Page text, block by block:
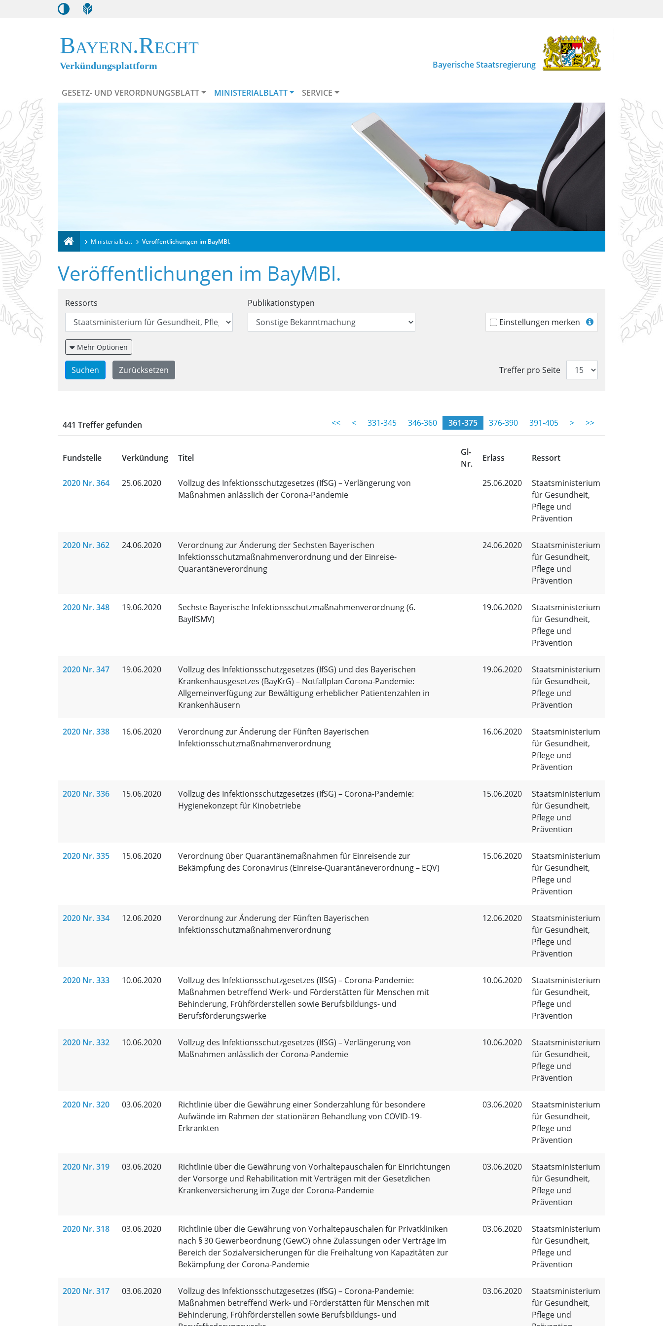
Bayern.Recht
Verkündungsplattform Bayerische Staatsregierung
GESETZ- UND VERORDNUNGSBLATT MINISTERIALBLATT SERVICE
Ministerialblatt Veröffentlichungen im BayMBl.
Veröffentlichungen im BayMBl.
Suchformular für Veröffentlichungen im BayMBl.
Ressorts
Publikationstypen
Einstellungen merken
Mehr Optionen
Treffer pro Seite
441 Treffer gefunden << < 331-345 346-360 (momentane Seite)
361-375 376-390 391-405 > >>
Fundstelle Verkündung Titel
Gl-
Nr.
Erlass Ressort
2020 Nr. 364 25.06.2020
Vollzug des Infektionsschutzgesetzes (IfSG) – Verlängerung von
Maßnahmen anlässlich der Corona-Pandemie
25.06.2020
Staatsministerium
für Gesundheit,
Pflege und
Prävention
2020 Nr. 362 24.06.2020
Verordnung zur Änderung der Sechsten Bayerischen
Infektionsschutzmaßnahmenverordnung und der Einreise-
Quarantäneverordnung
24.06.2020
Staatsministerium
für Gesundheit,
Pflege und
Prävention
2020 Nr. 348 19.06.2020
Sechste Bayerische Infektionsschutzmaßnahmenverordnung (6.
BayIfSMV)
19.06.2020
Staatsministerium
für Gesundheit,
Pflege und
Prävention
2020 Nr. 347 19.06.2020
Vollzug des Infektionsschutzgesetzes (IfSG) und des Bayerischen
Krankenhausgesetzes (BayKrG) – Notfallplan Corona-Pandemie:
Allgemeinverfügung zur Bewältigung erheblicher Patientenzahlen in
Krankenhäusern
19.06.2020
Staatsministerium
für Gesundheit,
Pflege und
Prävention
2020 Nr. 338 16.06.2020
Verordnung zur Änderung der Fünften Bayerischen
Infektionsschutzmaßnahmenverordnung
16.06.2020
Staatsministerium
für Gesundheit,
Pflege und
Prävention
2020 Nr. 336 15.06.2020
Vollzug des Infektionsschutzgesetzes (IfSG) – Corona-Pandemie:
Hygienekonzept für Kinobetriebe
15.06.2020
Staatsministerium
für Gesundheit,
Pflege und
Prävention
2020 Nr. 335 15.06.2020
Verordnung über Quarantänemaßnahmen für Einreisende zur
Bekämpfung des Coronavirus (Einreise-Quarantäneverordnung – EQV)
15.06.2020
Staatsministerium
für Gesundheit,
Pflege und
Prävention
2020 Nr. 334 12.06.2020
Verordnung zur Änderung der Fünften Bayerischen
Infektionsschutzmaßnahmenverordnung
12.06.2020
Staatsministerium
für Gesundheit,
Pflege und
Prävention
2020 Nr. 333 10.06.2020
Vollzug des Infektionsschutzgesetzes (IfSG) – Corona-Pandemie:
Maßnahmen betreffend Werk- und Förderstätten für Menschen mit
Behinderung, Frühförderstellen sowie Berufsbildungs- und
Berufsförderungswerke
10.06.2020
Staatsministerium
für Gesundheit,
Pflege und
Prävention
2020 Nr. 332 10.06.2020
Vollzug des Infektionsschutzgesetzes (IfSG) – Verlängerung von
Maßnahmen anlässlich der Corona-Pandemie
10.06.2020
Staatsministerium
für Gesundheit,
Pflege und
Prävention
2020 Nr. 320 03.06.2020
Richtlinie über die Gewährung einer Sonderzahlung für besondere
Aufwände im Rahmen der stationären Behandlung von COVID-19-
Erkrankten
03.06.2020
Staatsministerium
für Gesundheit,
Pflege und
Prävention
2020 Nr. 319 03.06.2020
Richtlinie über die Gewährung von Vorhaltepauschalen für Einrichtungen
der Vorsorge und Rehabilitation mit Verträgen mit der Gesetzlichen
Krankenversicherung im Zuge der Corona-Pandemie
03.06.2020
Staatsministerium
für Gesundheit,
Pflege und
Prävention
2020 Nr. 318 03.06.2020
Richtlinie über die Gewährung von Vorhaltepauschalen für Privatkliniken
nach § 30 Gewerbeordnung (GewO) ohne Zulassungen oder Verträge im
Bereich der Sozialversicherungen für die Freihaltung von Kapazitäten zur
Bekämpfung der Corona-Pandemie
03.06.2020
Staatsministerium
für Gesundheit,
Pflege und
Prävention
2020 Nr. 317 03.06.2020
Vollzug des Infektionsschutzgesetzes (IfSG) – Corona-Pandemie:
Maßnahmen betreffend Werk- und Förderstätten für Menschen mit
Behinderung, Frühförderstellen sowie Berufsbildungs- und
03.06.2020
Staatsministerium
für Gesundheit,
Pflege und